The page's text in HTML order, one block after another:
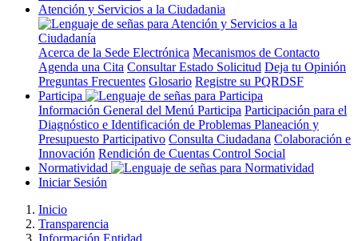
Atención y Servicios a la Ciudadania
Acerca de la Sede Electrónica Mecanismos de Contacto
Agenda una Cita Consultar Estado Solicitud Deja tu Opinión
Preguntas Frecuentes Glosario Registre su PQRDSF
Participa
Información General del Menú Participa Participación para el
Diagnóstico e Identificación de Problemas Planeación y
Presupuesto Participativo Consulta Ciudadana Colaboración e
Innovación Rendición de Cuentas Control Social
Normatividad
Iniciar Sesión
Inicio
Transparencia
Información Entidad